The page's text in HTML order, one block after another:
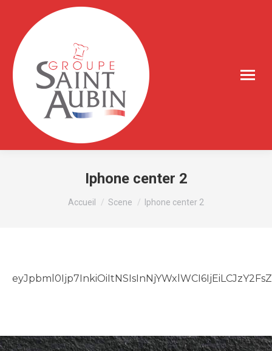
Iphone center 2
Vous êtes ici :
Accueil Scene Iphone center 2